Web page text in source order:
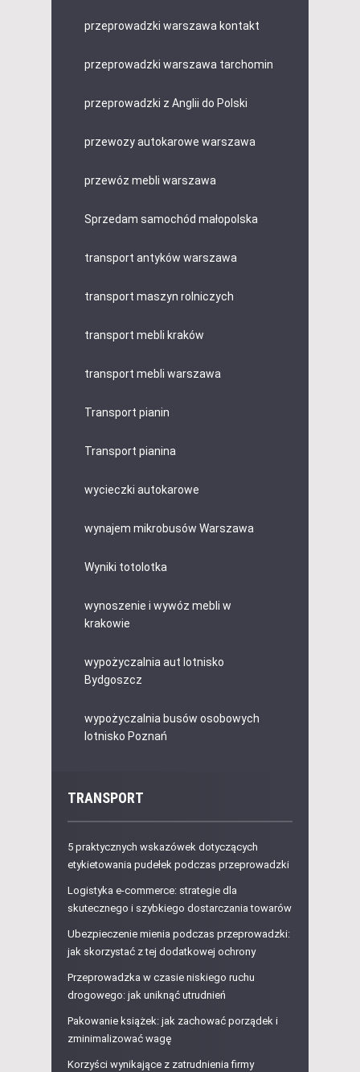
przeprowadzki warszawa kontakt
przeprowadzki warszawa tarchomin
przeprowadzki z Anglii do Polski
przewozy autokarowe warszawa
przewóz mebli warszawa
Sprzedam samochód małopolska
transport antyków warszawa
transport maszyn rolniczych
transport mebli kraków
transport mebli warszawa
Transport pianin
Transport pianina
wycieczki autokarowe
wynajem mikrobusów Warszawa
Wyniki totolotka
wynoszenie i wywóz mebli w
krakowie
wypożyczalnia aut lotnisko
Bydgoszcz
wypożyczalnia busów osobowych
lotnisko Poznań
TRANSPORT
5 praktycznych wskazówek dotyczących
etykietowania pudełek podczas przeprowadzki
Logistyka e-commerce: strategie dla
skutecznego i szybkiego dostarczania towarów
Ubezpieczenie mienia podczas przeprowadzki:
jak skorzystać z tej dodatkowej ochrony
Przeprowadzka w czasie niskiego ruchu
drogowego: jak uniknąć utrudnień
Pakowanie książek: jak zachować porządek i
zminimalizować wagę
Korzyści wynikające z zatrudnienia firmy